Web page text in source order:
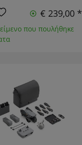
€ 239,00 *
που πουλήθηκε